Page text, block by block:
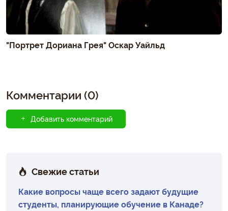
"Портрет Дориана Грея" Оскар Уайльд
Комментарии (0)
Добавить комментарий
Свежие статьи
Какие вопросы чаще всего задают будущие
студенты, планирующие обучение в Канаде?